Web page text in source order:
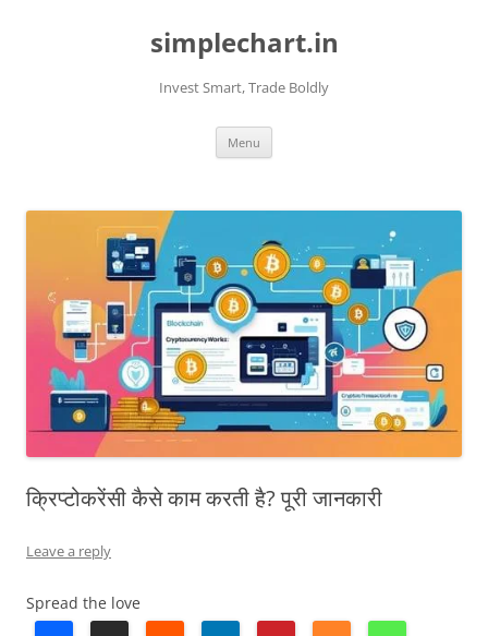
simplechart.in
Invest Smart, Trade Boldly
Menu
क्रिप्टोकरेंसी कैसे काम करती है? पूरी जानकारी
Leave a reply
Spread the love